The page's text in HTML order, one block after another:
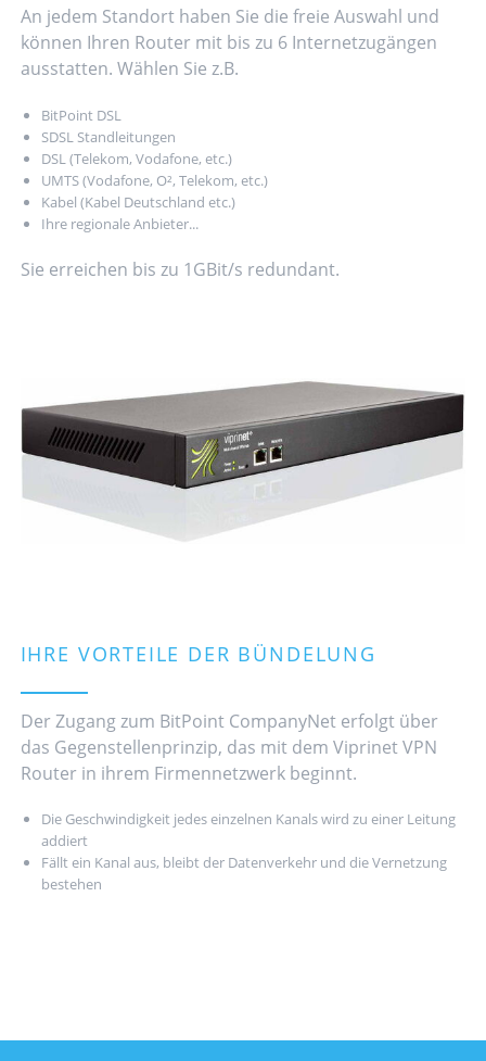
An jedem Standort haben Sie die freie Auswahl und
können Ihren Router mit bis zu 6 Internetzugängen
ausstatten. Wählen Sie z.B.
BitPoint DSL
SDSL Standleitungen
DSL (Telekom, Vodafone, etc.)
UMTS (Vodafone, O², Telekom, etc.)
Kabel (Kabel Deutschland etc.)
Ihre regionale Anbieter...
Sie erreichen bis zu 1GBit/s redundant.
IHRE VORTEILE DER BÜNDELUNG
Der Zugang zum BitPoint CompanyNet erfolgt über
das Gegenstellenprinzip, das mit dem Viprinet VPN
Router in ihrem Firmennetzwerk beginnt.
Die Geschwindigkeit jedes einzelnen Kanals wird zu einer Leitung
addiert
Fällt ein Kanal aus, bleibt der Datenverkehr und die Vernetzung
bestehen